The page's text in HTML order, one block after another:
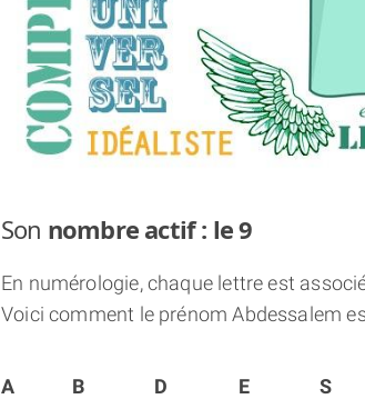
Son nombre actif : le 9
En numérologie, chaque lettre est
Voici comment le prénom Abdessalem
A B D E S